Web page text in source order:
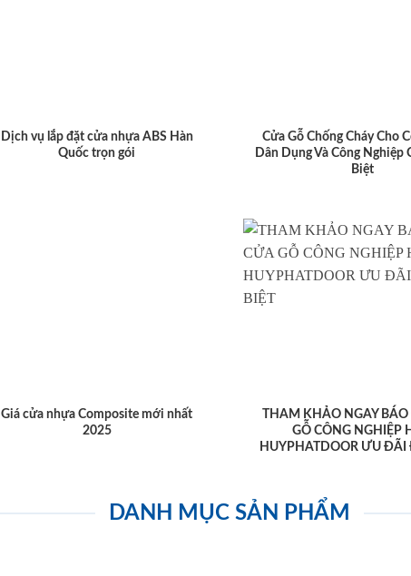
Dịch vụ lắp đặt cửa nhựa ABS Hàn
Quốc trọn gói
Cửa Gỗ Chống Cháy Cho
Dân Dụng Và Công Nghiệp
Biệt
Giá cửa nhựa Composite mới nhất
2025
THAM KHẢO NGAY
GỖ CÔNG NGHIỆP
HUYPHATDOOR ƯU ĐÃI
DANH MỤC SẢN PHẨM